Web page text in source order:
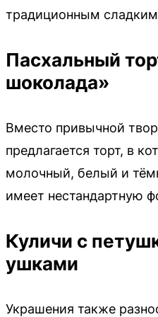
традиционным
Пасхальный
шоколада»
Вместо привычной
предлагается торт, в
молочный, белый и
имеет нестандартную
Куличи с
ушками
Украшения также